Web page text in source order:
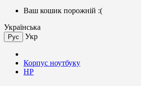
Ваш кошик порожній :(
Українська
Рус Укр
Корпус ноутбуку
HP